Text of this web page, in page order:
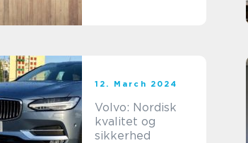
12. March 2024
Volvo: Nordisk
kvalitet og
sikkerhed